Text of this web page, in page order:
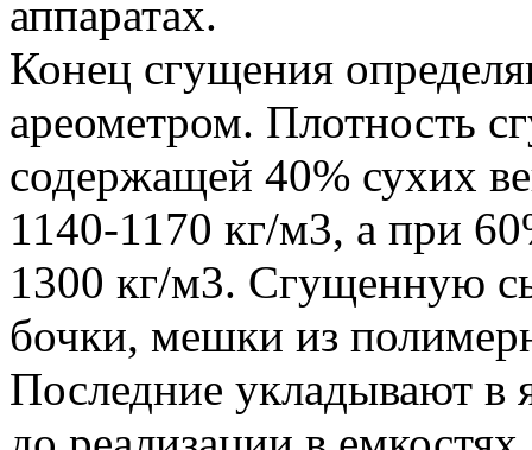
аппаратах.
Конец сгущения
ареометром. Плотность
содержащей 40% сухих
1140-1170 кг/м3, а при
1300 кг/м3. Сгущенную
бочки, мешки из
Последние укладывают